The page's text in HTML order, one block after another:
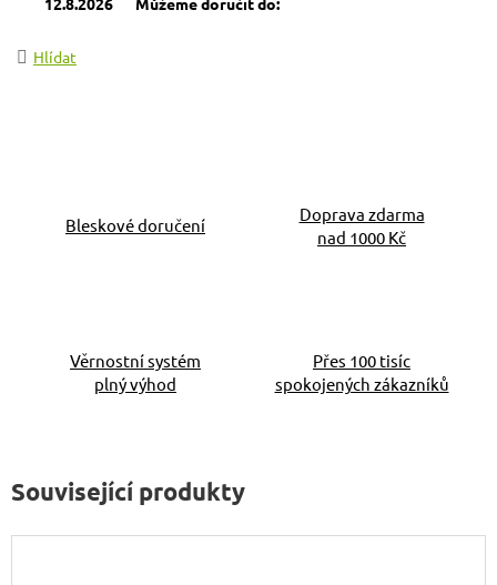
Hlídat
Bleskové doručení
Doprava zdarma
nad 1000 Kč
Věrnostní systém
plný výhod
Přes 100 tisíc
spokojených zákazníků
Související produkty